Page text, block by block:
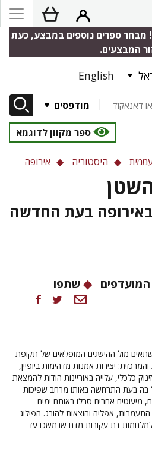
מבחר ספרים נוספים במבצע, כעת
המבצעים.
English
מודפסים
ספר מקוון לדוגמא
היסטוריה אירופה
בעת החדשה
המועדפים
שתפו
מול ההישגים המופלאים של תקופת
יצירות אמנות מדהימות ביופיין,
כלכלי, עלייה באוריינות הודות להמצאת
בה בעת התרחשה באותו מרחב שפיכות
מיעוטים אחרים סבלו באותם ימים
אפליה והוצאות להורג. הפילוג
דת עקובות מדם שנמשכו עד